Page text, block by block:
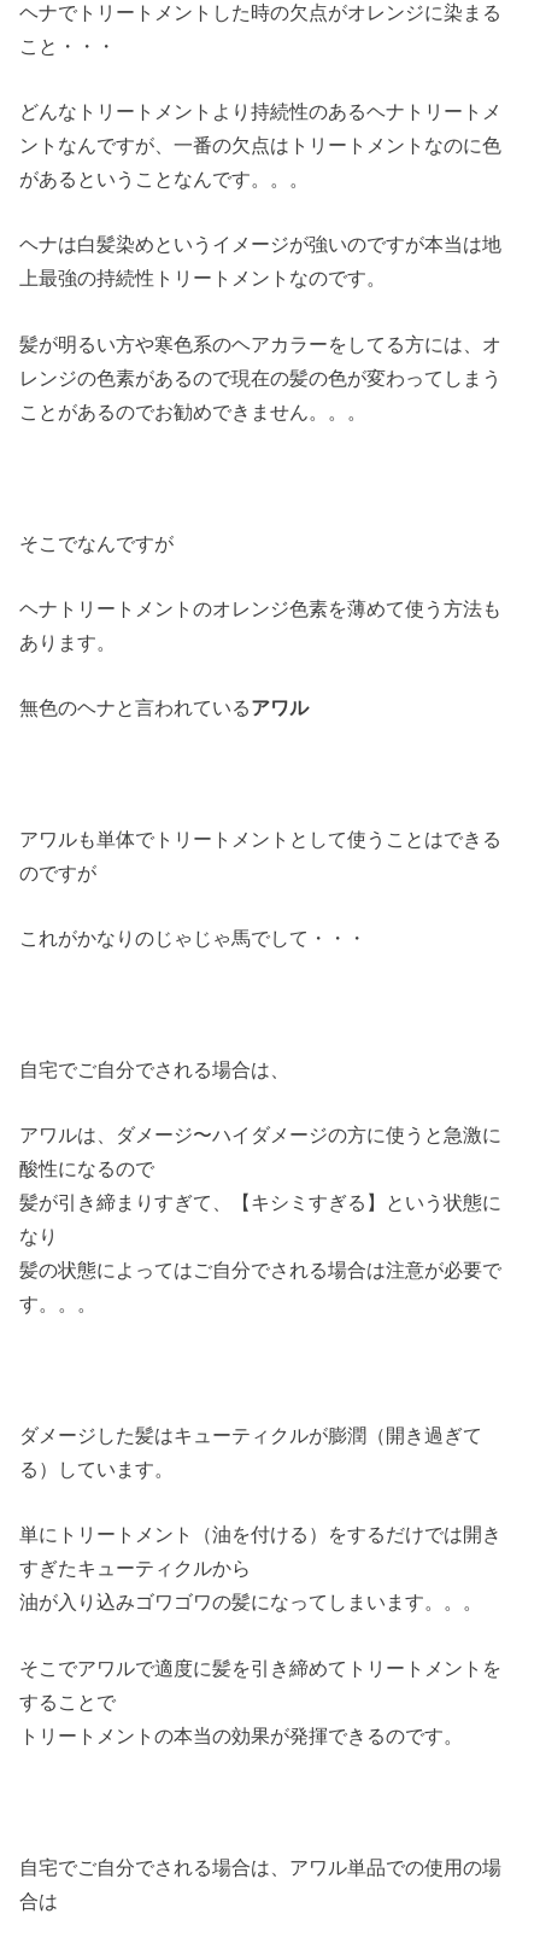
ヘナでトリートメントした時の欠点がオレンジに染まる
こと・・・
どんなトリートメントより持続性のあるヘナトリートメ
ントなんですが、一番の欠点はトリートメントなのに色
があるということなんです。。。
ヘナは白髪染めというイメージが強いのですが本当は地
上最強の持続性トリートメントなのです。
髪が明るい方や寒色系のヘアカラーをしてる方には、オ
レンジの色素があるので現在の髪の色が変わってしまう
ことがあるのでお勧めできません。。。
そこでなんですが
ヘナトリートメントのオレンジ色素を薄めて使う方法も
あります。
無色のヘナと言われているアワル
アワルも単体でトリートメントとして使うことはできる
のですが
これがかなりのじゃじゃ馬でして・・・
自宅でご自分でされる場合は、
アワルは、ダメージ〜ハイダメージの方に使うと急激に
酸性になるので
髪が引き締まりすぎて、【キシミすぎる】という状態に
なり
髪の状態によってはご自分でされる場合は注意が必要で
す。。。
ダメージした髪はキューティクルが膨潤（開き過ぎて
る）しています。
単にトリートメント（油を付ける）をするだけでは開き
すぎたキューティクルから
油が入り込みゴワゴワの髪になってしまいます。。。
そこでアワルで適度に髪を引き締めてトリートメントを
することで
トリートメントの本当の効果が発揮できるのです。
自宅でご自分でされる場合は、アワル単品での使用の場
合は